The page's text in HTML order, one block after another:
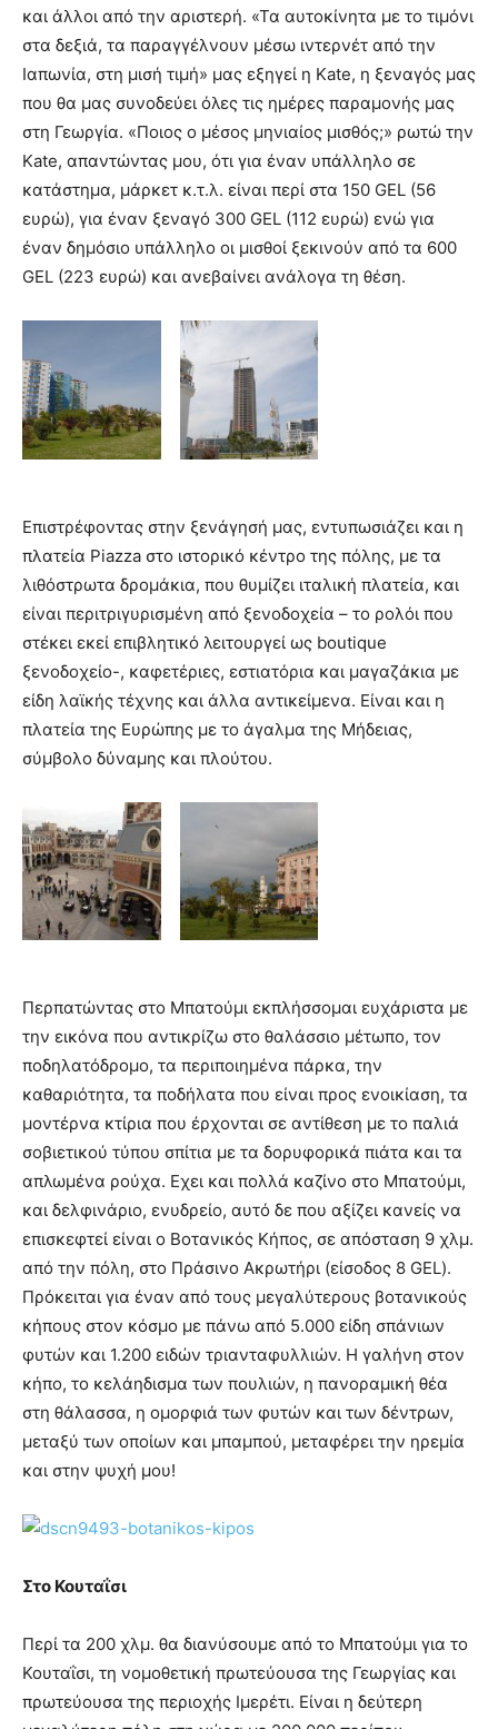
και άλλοι από την αριστερή. «Τα αυτοκίνητα με το τιμόνι
στα δεξιά, τα παραγγέλνουν μέσω ιντερνέτ από την
Ιαπωνία, στη μισή τιμή» μας εξηγεί η Kate, η ξεναγός μας
που θα μας συνοδεύει όλες τις ημέρες παραμονής μας
στη Γεωργία. «Ποιος ο μέσος μηνιαίος μισθός;» ρωτώ την
Kate, απαντώντας μου, ότι για έναν υπάλληλο σε
κατάστημα, μάρκετ κ.τ.λ. είναι περί στα 150 GEL (56
ευρώ), για έναν ξεναγό 300 GEL (112 ευρώ) ενώ για
έναν δημόσιο υπάλληλο οι μισθοί ξεκινούν από τα 600
GEL (223 ευρώ) και ανεβαίνει ανάλογα τη θέση.
Επιστρέφοντας στην ξενάγησή μας, εντυπωσιάζει και η
πλατεία Piazza στο ιστορικό κέντρο της πόλης, με τα
λιθόστρωτα δρομάκια, που θυμίζει ιταλική πλατεία, και
είναι περιτριγυρισμένη από ξενοδοχεία – το ρολόι που
στέκει εκεί επιβλητικό λειτουργεί ως boutique
ξενοδοχείο-, καφετέριες, εστιατόρια και μαγαζάκια με
είδη λαϊκής τέχνης και άλλα αντικείμενα. Είναι και η
πλατεία της Ευρώπης με το άγαλμα της Μήδειας,
σύμβολο δύναμης και πλούτου.
Περπατώντας στο Μπατούμι εκπλήσσομαι ευχάριστα με
την εικόνα που αντικρίζω στο θαλάσσιο μέτωπο, τον
ποδηλατόδρομο, τα περιποιημένα πάρκα, την
καθαριότητα, τα ποδήλατα που είναι προς ενοικίαση, τα
μοντέρνα κτίρια που έρχονται σε αντίθεση με το παλιά
σοβιετικού τύπου σπίτια με τα δορυφορικά πιάτα και τα
απλωμένα ρούχα. Εχει και πολλά καζίνο στο Μπατούμι,
και δελφινάριο, ενυδρείο, αυτό δε που αξίζει κανείς να
επισκεφτεί είναι ο Βοτανικός Κήπος, σε απόσταση 9 χλμ.
από την πόλη, στο Πράσινο Ακρωτήρι (είσοδος 8 GEL).
Πρόκειται για έναν από τους μεγαλύτερους βοτανικούς
κήπους στον κόσμο με πάνω από 5.000 είδη σπάνιων
φυτών και 1.200 ειδών τριανταφυλλιών. Η γαλήνη στον
κήπο, το κελάηδισμα των πουλιών, η πανοραμική θέα
στη θάλασσα, η ομορφιά των φυτών και των δέντρων,
μεταξύ των οποίων και μπαμπού, μεταφέρει την ηρεμία
και στην ψυχή μου!
Στο Κουταΐσι
Περί τα 200 χλμ. θα διανύσουμε από το Μπατούμι για το
Κουταΐσι, τη νομοθετική πρωτεύουσα της Γεωργίας και
πρωτεύουσα της περιοχής Ιμερέτι. Είναι η δεύτερη